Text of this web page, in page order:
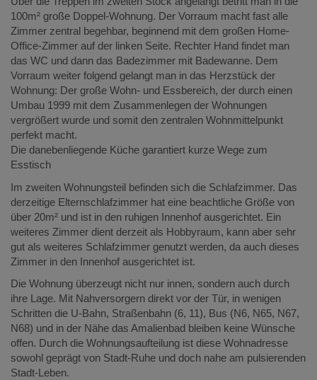
100m² große Doppel-Wohnung. Der Vorraum macht fast alle
Zimmer zentral begehbar, beginnend mit dem großen Home-
Office-Zimmer auf der linken Seite. Rechter Hand findet man
das WC und dann das Badezimmer mit Badewanne. Dem
Vorraum weiter folgend gelangt man in das Herzstück der
Wohnung: Der große Wohn- und Essbereich, der durch einen
Umbau 1999 mit dem Zusammenlegen der Wohnungen
vergrößert wurde und somit den zentralen Wohnmittelpunkt
perfekt macht.
Die danebenliegende Küche garantiert kurze Wege zum
Esstisch
Im zweiten Wohnungsteil befinden sich die Schlafzimmer. Das
derzeitige Elternschlafzimmer hat eine beachtliche Größe von
über 20m² und ist in den ruhigen Innenhof ausgerichtet. Ein
weiteres Zimmer dient derzeit als Hobbyraum, kann aber sehr
gut als weiteres Schlafzimmer genutzt werden, da auch dieses
Zimmer in den Innenhof ausgerichtet ist.
Die Wohnung überzeugt nicht nur innen, sondern auch durch
ihre Lage. Mit Nahversorgern direkt vor der Tür, in wenigen
Schritten die U-Bahn, Straßenbahn (6, 11), Bus (N6, N65, N67,
N68) und in der Nähe das Amalienbad bleiben keine Wünsche
offen. Durch die Wohnungsaufteilung ist diese Wohnadresse
sowohl geprägt von Stadt-Ruhe und doch nahe am pulsierenden
Stadt-Leben.